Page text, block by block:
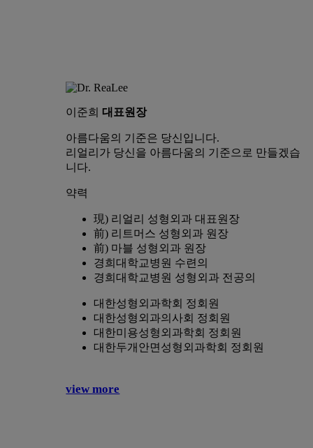
이준희 대표원장
아름다움의 기준은 당신입니다.
리얼리가 당신을 아름다움의 기준으로 만들겠습
니다.
약력
現) 리얼리 성형외과 대표원장
前) 리트머스 성형외과 원장
前) 마블 성형외과 원장
경희대학교병원 수련의
경희대학교병원 성형외과 전공의
대한성형외과학회 정회원
대한성형외과의사회 정회원
대한미용성형외과학회 정회원
대한두개안면성형외과학회 정회원
view more